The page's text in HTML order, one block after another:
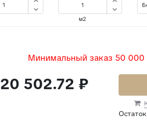
м2
Минимальный заказ 50 000
20 502.72 ₽